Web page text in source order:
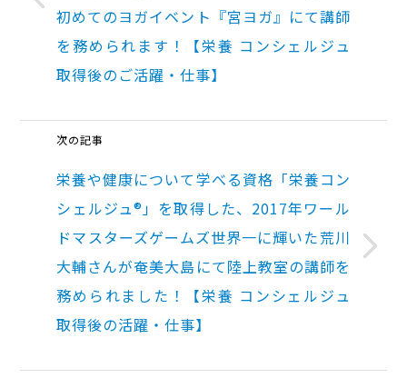
初めてのヨガイベント『宮ヨガ』にて講師
を務められます！【栄養 コンシェルジュ
取得後のご活躍・仕事】
次の記事
栄養や健康について学べる資格「栄養コン
シェルジュ®」を取得した、2017年ワール
ドマスターズゲームズ世界一に輝いた荒川
大輔さんが奄美大島にて陸上教室の講師を
務められました！【栄養 コンシェルジュ
取得後の活躍・仕事】